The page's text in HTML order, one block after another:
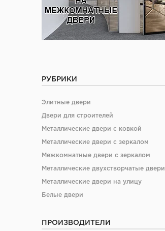
РУБРИКИ
Элитные двери
Двери для строителей
Металлические двери с ковкой
Металлические двери с зеркалом
Межкомнатные двери с зеркалом
Металлические двухстворчатые двери
Металлические двери на улицу
Белые двери
ПРОИЗВОДИТЕЛИ